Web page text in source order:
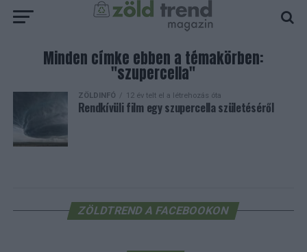
Minden címke ebben a témakörben:
"szupercella"
ZÖLDINFÓ 12 év telt el a létrehozás óta
Rendkívüli film egy szupercella születéséről
ZÖLDTREND A FACEBOOKON